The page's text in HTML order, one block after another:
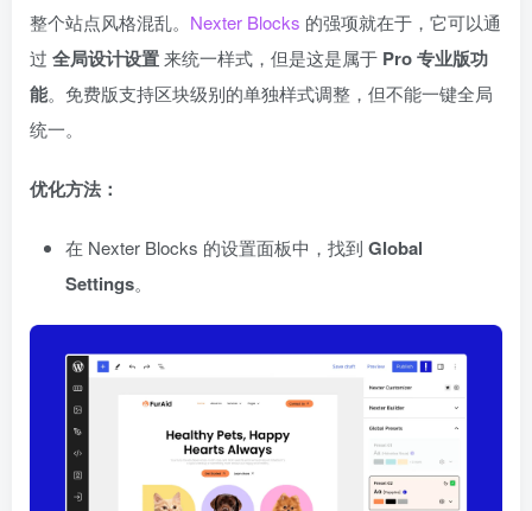
整个站点风格混乱。 Nexter Blocks 的强项就在于，它可以通
过 全局设计设置来统一样式，但是这是属于 Pro 专业版功
能。免费版支持区块级别的单独样式调整，但不能一键全局
统一。
优化方法：
在 Nexter Blocks 的设置面板中，找到 Global
Settings。